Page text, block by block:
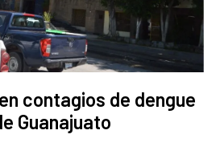
contagios de dengue
Guanajuato